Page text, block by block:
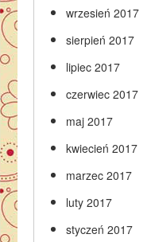
wrzesień 2017
sierpień 2017
lipiec 2017
czerwiec 2017
maj 2017
kwiecień 2017
marzec 2017
luty 2017
styczeń 2017